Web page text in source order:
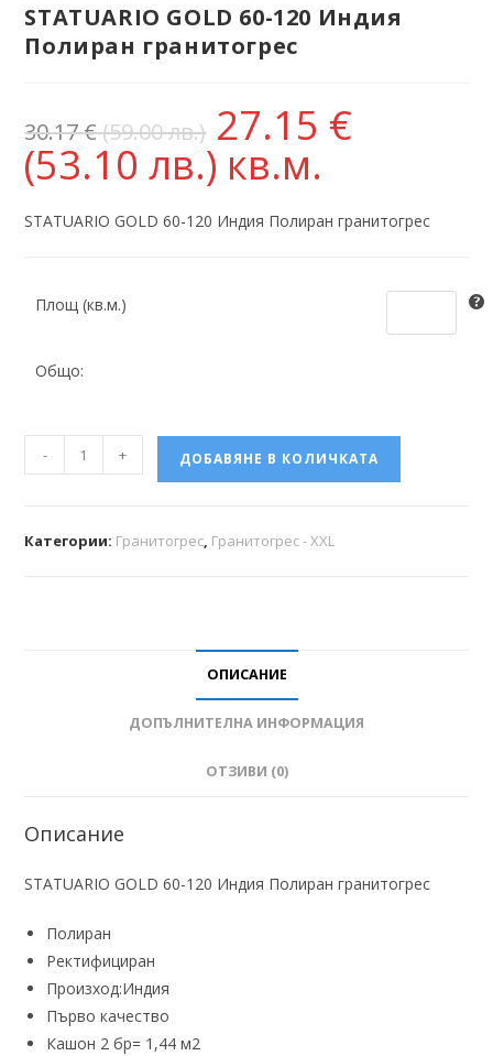
STATUARIO GOLD 60-120 Индия
Полиран гранитогрес
30.17€(59.00 лв.) 27.15 €
(53.10 лв.) кв.м.
STATUARIO GOLD 60-120 Индия Полиран гранитогрес
Площ (кв.м.)
Общо:
- + ДОБАВЯНЕ В КОЛИЧКАТА
Категории: Гранитогрес, Гранитогрес - XXL
ОПИСАНИЕ
ДОПЪЛНИТЕЛНА ИНФОРМАЦИЯ
ОТЗИВИ (0)
Описание
STATUARIO GOLD 60-120 Индия Полиран гранитогрес
Полиран
Ректифициран
Произход:Индия
Първо качество
Кашон 2 бр= 1,44 м2